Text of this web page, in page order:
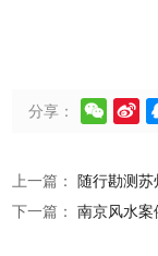
分享：  
上一篇： 随行勘测
下一篇：南京风水